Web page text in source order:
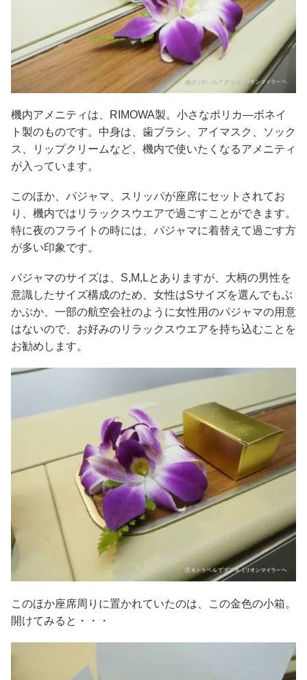
機内アメニティは、RIMOWA製。小さなポリカ―ボネイ
ト製のものです。中身は、歯ブラシ、アイマスク、ソック
ス、リップクリームなど、機内で使いたくなるアメニティ
が入っています。
このほか、パジャマ、スリッパが座席にセットされてお
り、機内ではリラックスウエアで過ごすことができます。
特に夜のフライトの時には、パジャマに着替えて過ごす方
が多い印象です。
パジャマのサイズは、S,M,Lとありますが、大柄の男性を
意識したサイズ構成のため、女性はSサイズを選んでもぶ
かぶか、一部の航空会社のように女性用のパジャマの用意
はないので、お好みのリラックスウエアを持ち込むことを
お勧めします。
このほか座席周りに置かれていたのは、この金色の小箱。
開けてみると・・・